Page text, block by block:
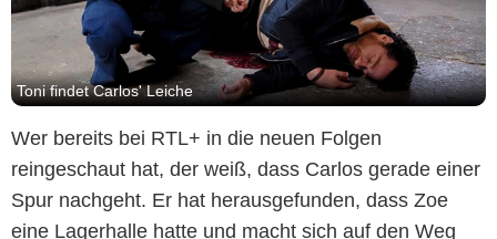
Toni findet Carlos' Leiche
Wer bereits bei RTL+ in die neuen Folgen
reingeschaut hat, der weiß, dass Carlos gerade einer
Spur nachgeht. Er hat herausgefunden, dass Zoe
eine Lagerhalle hatte und macht sich auf den Weg